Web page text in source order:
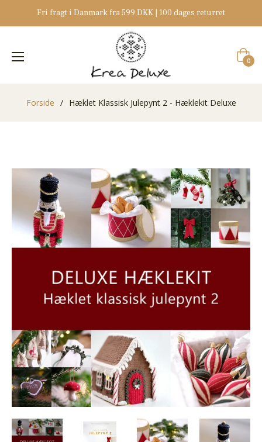
Fri fragt i Danmark fra 599 DKK | 100 dages returret
0
Forside / Hæklet Klassisk Julepynt 2 - Hæklekit Deluxe